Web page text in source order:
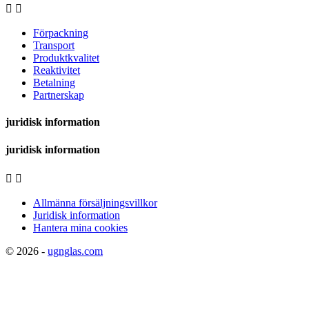
 
Förpackning
Transport
Produktkvalitet
Reaktivitet
Betalning
Partnerskap
juridisk information
juridisk information
 
Allmänna försäljningsvillkor
Juridisk information
Hantera mina cookies
© 2026 - ugnglas.com